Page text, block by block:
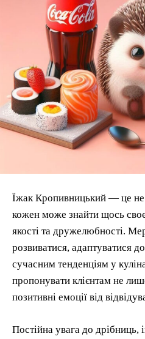
Їжак Кропивницький — це не
кожен може знайти щось
якості та дружелюбності.
розвиватися, адаптуватися
сучасним тенденціям у
пропонувати клієнтам не
позитивні емоції від
Постійна увага до дрібниць,